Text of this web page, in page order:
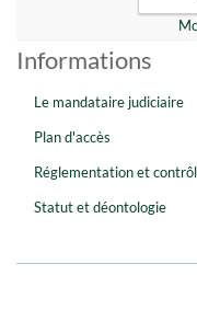
Informations
Le mandataire judiciaire
Plan d'accès
Réglementation et
Statut et déontologie